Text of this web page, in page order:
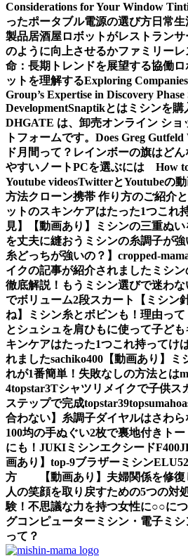
Considerations for Your Window
ったポータブル電源の選び方 日常
製品居酒屋ロボットがレストラン
のように向上させるかファミリー
命：長期トレンドを展望する協働ロ
ットを理解するExploring
Group’s Expertise in Discovery
DevelopmentSnaptikとは ミシンを購
DHGATE は、卸売オンライン ショ
トフォームです。 Does Greg Gutfeld
ド月間って？レインボーの旗はどん
やすいノートPCを選ぶには How
Youtube videosTwitterとYoutubeの
方法クローン携帯 作り方のご紹介
ットのスキンケアはたった1つこれ
見】
【動画あり】ミシンの三重ぬ
を丈夫に縫おう ミシンの糸調子が
糸どっちが強いの？】 cropped-
イクの記事が紹介されました ミシ
徹底解説！もうミシン選びで迷わな
でボリューム2段スカート
【ミシン
ね】ミシン糸とボビンも！理由って
とシュシュを肩ひもに使って子ど
キンケアはたった1つこれ持ってけ
れましたsachiko400 【動画あり】ミ
れが1番簡単！失敗なしの方法とは
4topstar3Tシャツリメイクで子供ス
ステップで完成topstar39
合わない】糸調子ダイヤルはさわら
100均の手ぬぐい2枚で裏地付きト
にも！ JUKIミシンエクシード
画あり】 top-9ブラザーミシン
方 【動画あり】 夫婦関係を修
人の笑顔を取り戻すための5つの対
験！不思議な力を持つ女性に○○に
グコンピューターミシン・電子ミ
って？